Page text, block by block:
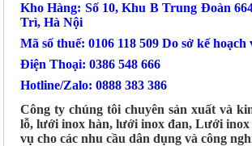
Kho Hàng: Số 10, Khu B Trung Đoàn
Trì, Hà Nội
Mã số thuế: 0106 118 509 Do sở kế
Điện Thoại: 0386 548 666
Hotline/Zalo: 0888 383 386
Công ty chúng tôi chuyên sản xuất và
lỗ, lưới inox hàn, lưới inox đan, Lưới
vụ cho các nhu cầu dân dụng và công